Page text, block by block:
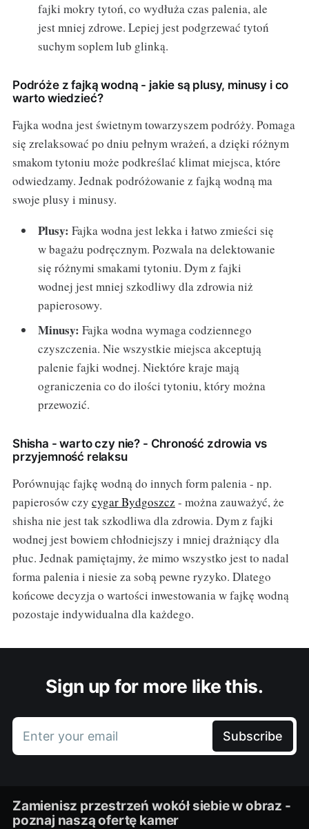
fajki mokry tytoń, co wydłuża czas palenia, ale
jest mniej zdrowe. Lepiej jest podgrzewać tytoń
suchym soplem lub glinką.
Podróże z fajką wodną - jakie są plusy, minusy i co
warto wiedzieć?
Fajka wodna jest świetnym towarzyszem podróży. Pomaga
się zrelaksować po dniu pełnym wrażeń, a dzięki różnym
smakom tytoniu może podkreślać klimat miejsca, które
odwiedzamy. Jednak podróżowanie z fajką wodną ma
swoje plusy i minusy.
Plusy: Fajka wodna jest lekka i łatwo zmieści się
w bagażu podręcznym. Pozwala na delektowanie
się różnymi smakami tytoniu. Dym z fajki
wodnej jest mniej szkodliwy dla zdrowia niż
papierosowy.
Minusy: Fajka wodna wymaga codziennego
czyszczenia. Nie wszystkie miejsca akceptują
palenie fajki wodnej. Niektóre kraje mają
ograniczenia co do ilości tytoniu, który można
przewozić.
Shisha - warto czy nie? - Chroność zdrowia vs
przyjemność relaksu
Porównując fajkę wodną do innych form palenia - np.
papierosów czy cygar Bydgoszcz - można zauważyć, że
shisha nie jest tak szkodliwa dla zdrowia. Dym z fajki
wodnej jest bowiem chłodniejszy i mniej drażniący dla
płuc. Jednak pamiętajmy, że mimo wszystko jest to nadal
forma palenia i niesie za sobą pewne ryzyko. Dlatego
końcowe decyzja o wartości inwestowania w fajkę wodną
pozostaje indywidualna dla każdego.
Sign up for more like this.
Enter your email Subscribe
Zamienisz przestrzeń wokół siebie w obraz -
poznaj naszą ofertę kamer